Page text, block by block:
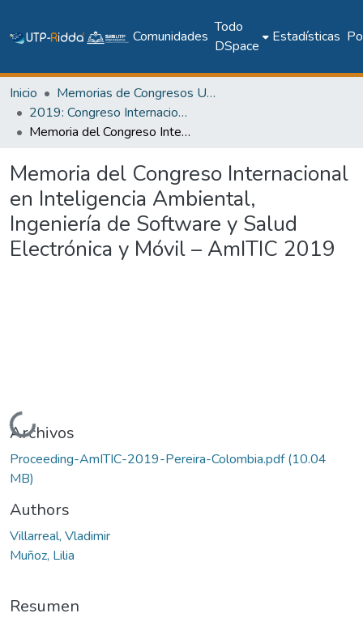
Comunidades
Todo
DSpace
Estadísticas
Inicio
Memorias de Congresos UTP
2019: Congreso Internacional en Inteligencia Ambiental, Ingeniería de Software y Salud Electrónica y Móvil – AmITIC 2019
Memoria del Congreso Internacional en Inteligencia Ambiental, Ingeniería de Software y Salud Electrónica y Móvil – AmITIC 2019
Memoria del Congreso Internacional
en Inteligencia Ambiental,
Ingeniería de Software y Salud
Electrónica y Móvil – AmITIC 2019
Cargando...
Archivos
Proceeding-AmITIC-2019-Pereira-Colombia.pdf(10.04
MB)
Authors
Villarreal, Vladimir
Muñoz, Lilia
Resumen